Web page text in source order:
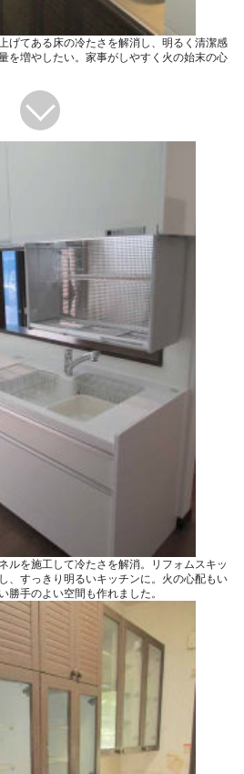
げてある床の冷たさを解消し、明るく清潔感
を増やしたい。家事がしやすく火の始末の心
ルを施工して冷たさを解消。リフォムスキッ
、すっきり明るいキッチンに。火の心配もい
勝手のよい空間も作れました。